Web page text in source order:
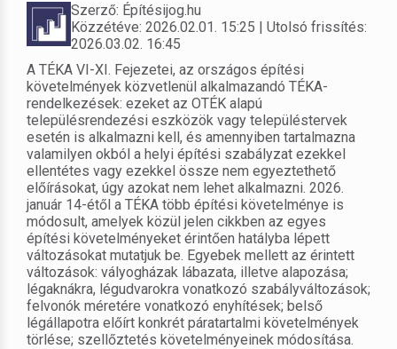
Szerző: Építésijog.hu
Közzétéve: 2026.02.01. 15:25 | Utolsó frissítés:
2026.03.02. 16:45
A TÉKA VI-XI. Fejezetei, az országos építési
követelmények közvetlenül alkalmazandó TÉKA-
rendelkezések: ezeket az OTÉK alapú
településrendezési eszközök vagy településtervek
esetén is alkalmazni kell, és amennyiben tartalmazna
valamilyen okból a helyi építési szabályzat ezekkel
ellentétes vagy ezekkel össze nem egyeztethető
előírásokat, úgy azokat nem lehet alkalmazni. 2026.
január 14-étől a TÉKA több építési követelménye is
módosult, amelyek közül jelen cikkben az egyes
építési követelményeket érintően hatályba lépett
változásokat mutatjuk be. Egyebek mellett az érintett
változások: vályogházak lábazata, illetve alapozása;
légaknákra, légudvarokra vonatkozó szabályváltozások;
felvonók méretére vonatkozó enyhítések; belső
légállapotra előírt konkrét páratartalmi követelmények
törlése; szellőztetés követelményeinek módosítása.